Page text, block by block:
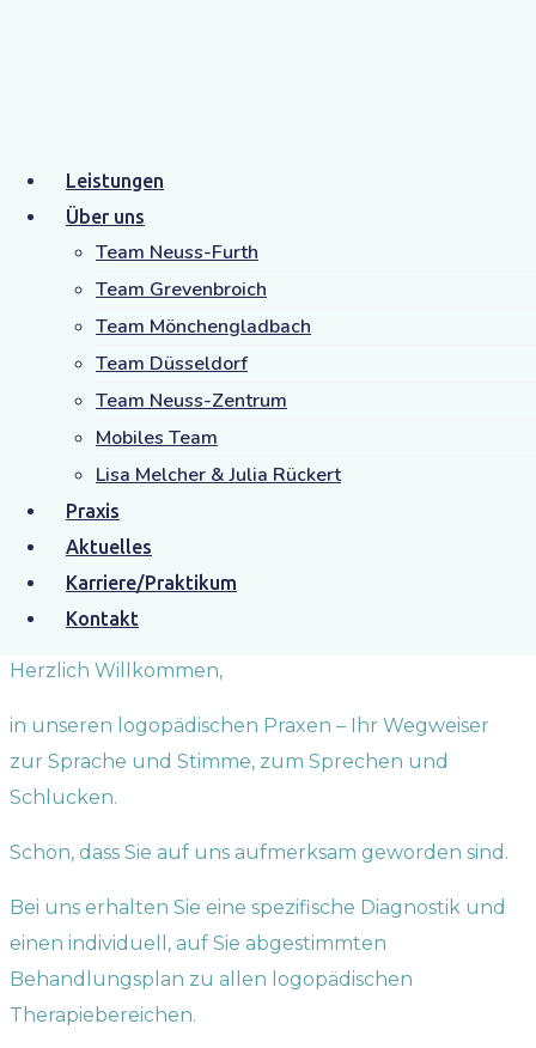
Leistungen
Über uns
Team Neuss-Furth
Team Grevenbroich
Team Mönchengladbach
Team Düsseldorf
Team Neuss-Zentrum
Mobiles Team
Lisa Melcher & Julia Rückert
Praxis
Aktuelles
Karriere/Praktikum
Kontakt
Sprachkompass
Ihre Praxis für Logopädie in Neuss-Zentrum,
Neuss-Furth, Grevenbroich, Mönchengladbach
und Düsseldorf!
Herzlich Willkommen,
in unseren logopädischen Praxen – Ihr Wegweiser
zur Sprache und Stimme, zum Sprechen und
Schlucken.
Schön, dass Sie auf uns aufmerksam geworden sind.
Bei uns erhalten Sie eine spezifische Diagnostik und
einen individuell, auf Sie abgestimmten
Behandlungsplan zu allen logopädischen
Therapiebereichen.